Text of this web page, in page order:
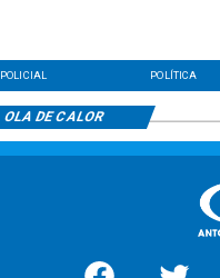
POLICIAL POLÍTICA
OLA DE CALOR